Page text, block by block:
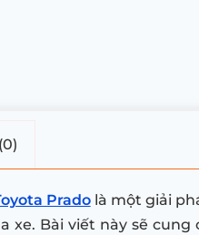
Pradolà một giải
xe. Bài viết này sẽ